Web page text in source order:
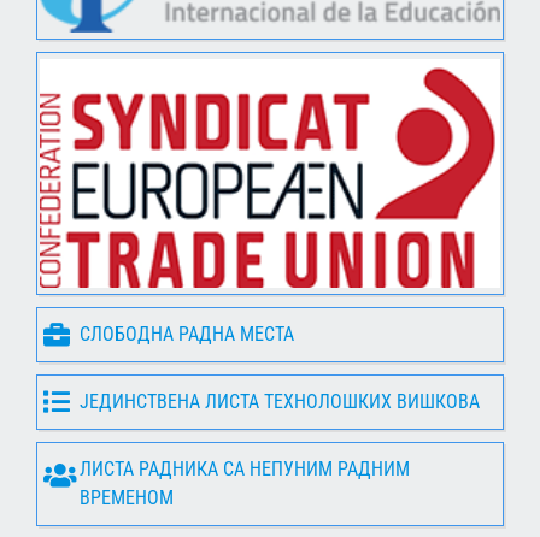
СЛОБОДНА РАДНА МЕСТА
ЈЕДИНСТВЕНА ЛИСТА ТЕХНОЛОШКИХ ВИШКОВА
ЛИСТА РАДНИКА СА НЕПУНИМ РАДНИМ
ВРЕМЕНОМ